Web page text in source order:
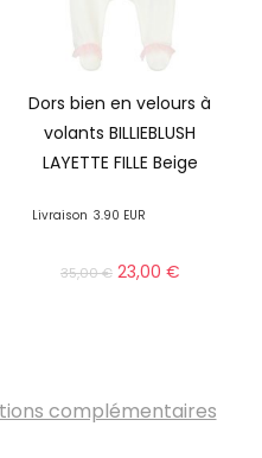
Dors bien en velours à
volants BILLIEBLUSH
LAYETTE FILLE Beige
Livraison 3.90 EUR
35,00€ 23,00 €
complémentaires